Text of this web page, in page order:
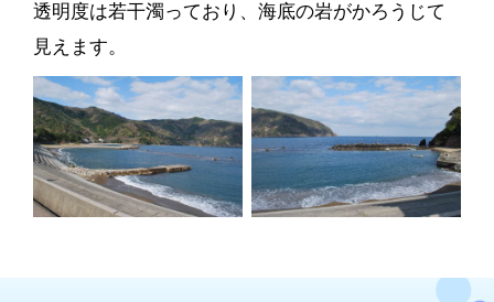
透明度は若干濁っており、海底の岩がかろうじて
見えます。